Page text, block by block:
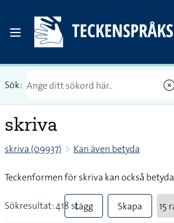
Sök:
skriva
skriva (09937) Kan även betyda
Teckenformen för skriva kan också betyda
Sökresultat: 418 stLägg
Skapa